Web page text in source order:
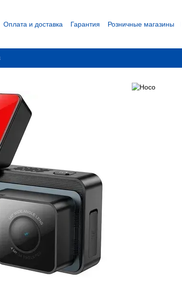
Оплата и доставка Гарантия Розничные магазины